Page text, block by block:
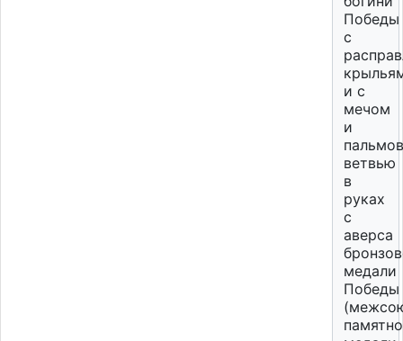
Победы
с
и с
мечом
и
ветвью
в
руках
с
аверса
медали
Победы